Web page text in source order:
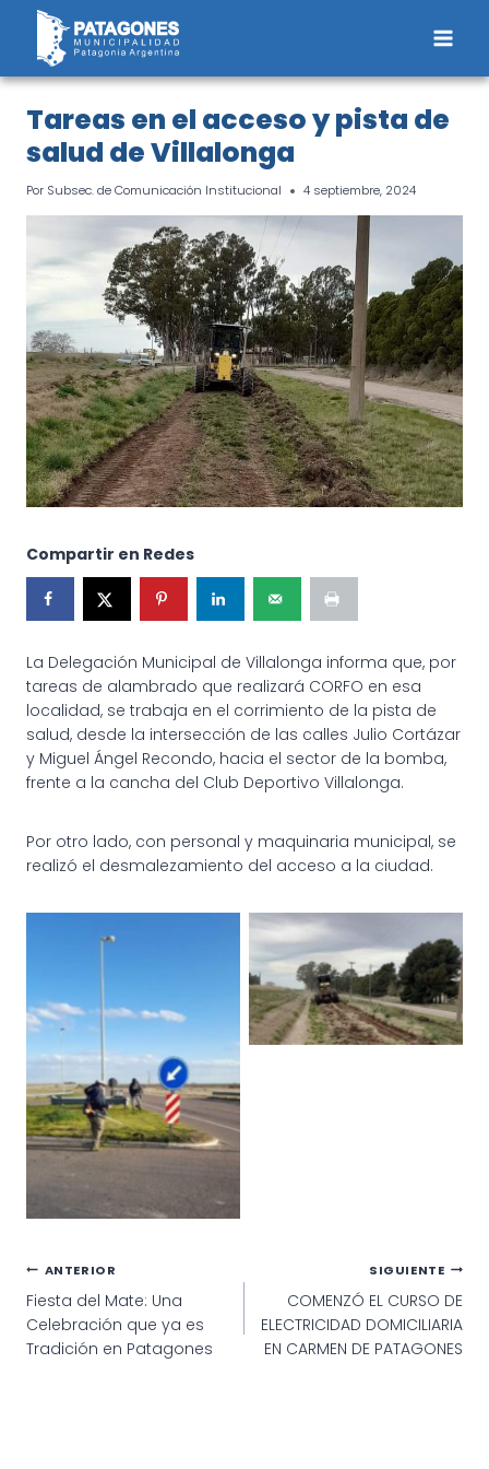
Saltar
contenido
Tareas en el acceso y pista de
salud de Villalonga
Por Subsec. de Comunicación Institucional 4 septiembre, 2024
Compartir en Redes
La Delegación Municipal de Villalonga informa que, por
tareas de alambrado que realizará CORFO en esa
localidad, se trabaja en el corrimiento de la pista de
salud, desde la intersección de las calles Julio Cortázar
y Miguel Ángel Recondo, hacia el sector de la bomba,
frente a la cancha del Club Deportivo Villalonga.
Por otro lado, con personal y maquinaria municipal, se
realizó el desmalezamiento del acceso a la ciudad.
Tareas en el acceso y
pista de salud de
Villalonga
Tareas en el acceso y
pista de salud de
Villalonga
Navegación
de
entradas
ANTERIOR
Fiesta del Mate: Una
Celebración que ya es
Tradición en Patagones
SIGUIENTE
COMENZÓ EL CURSO DE
ELECTRICIDAD DOMICILIARIA
EN CARMEN DE PATAGONES